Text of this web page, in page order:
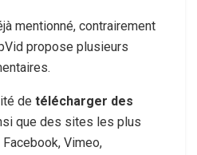
mentionné, contrairement
propose plusieurs
de télécharger des
que des sites les plus
Vimeo,